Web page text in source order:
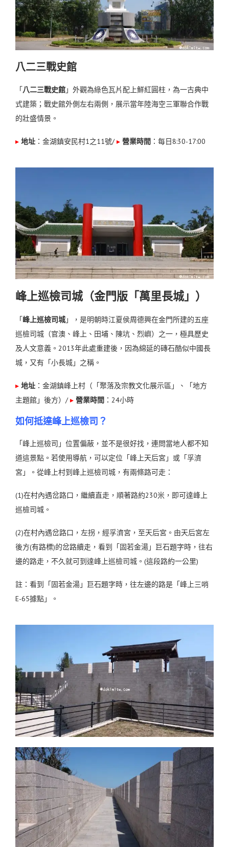
八二三戰史館
「八二三戰史館」外觀為綠色瓦片配上鮮紅圓柱，為一古典中
式建築；戰史館外側左右兩側，展示當年陸海空三軍聯合作戰
的壯盛情景。
▸ 地址 ：金湖鎮安民村1之11號/▸ 營業時間 ：每日8:30-17:00
峰上巡檢司城（金門版「萬里長城」）
「峰上巡檢司城」，是明朝時江夏侯周德興在金門所建的五座
巡檢司城（官澳、峰上、田埔、陳坑、烈嶼）之一，極具歷史
及人文意義。2013年此處重建後，因為綿延的磚石酷似中國長
城，又有「小長城」之稱。
▸ 地址 ：金湖鎮峰上村（「聚落及宗教文化展示區」、「地方
主題館」後方） /▸ 營業時間 ：24小時
如何抵達峰上巡檢司？
「峰上巡檢司」位置偏蔽，並不是很好找，連問當地人都不知
道這景點。若使用導航，可以定位「峰上天后宮」或「孚濟
宮」。 從峰上村到峰上巡檢司城，有兩條路可走：
(1)在村內遇岔路口，繼續直走，順著路約230米，即可達峰上
巡檢司城。
(2)在村內遇岔路口，左拐，經孚濟宮，至天后宮。由天后宮左
後方(有路標)的岔路續走，看到「固若金湯」巨石題字時，往右
邊的路走，不久就可到達峰上巡檢司城。(這段路約一公里)
註：看到「固若金湯」巨石題字時，往左邊的路是「峰上三哨
E-65據點」。